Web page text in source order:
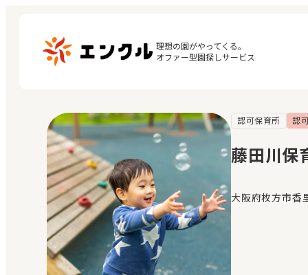
理想の園がやってくる。
オファー型園探しサービス
保育園・幼稚園を探す
地図から探す
地域から探す
マ
閲
認可保育所 認
藤田川保
大阪府枚方市香